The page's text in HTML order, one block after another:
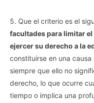
5. Que el criterio es el
facultades para limitar
ejercer su derecho a la
constituirse en una
siempre que ello no
derecho, lo que ocurre
tiempo o implica una